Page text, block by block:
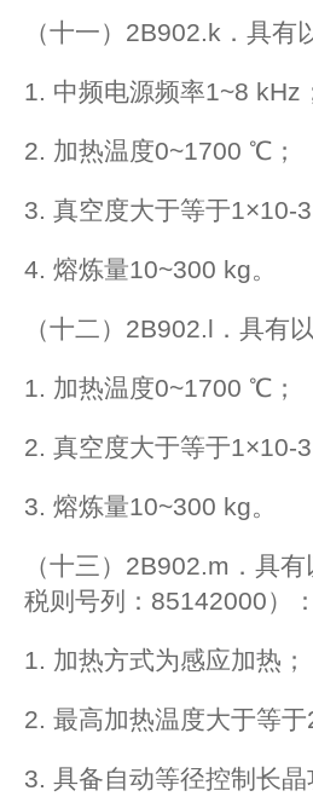
（十一）2B902.k．具
1. 中频电源频率1~8 kHz
2. 加热温度0~1700 ℃；
3. 真空度大于等于1×10-3
4. 熔炼量10~300 kg。
（十二）2B902.l．具有
1. 加热温度0~1700 ℃；
2. 真空度大于等于1×10-3
3. 熔炼量10~300 kg。
（十三）2B902.m．具
税则号列：85142000）：
1. 加热方式为感应加热；
2. 最高加热温度大于等
3. 具备自动等径控制长晶